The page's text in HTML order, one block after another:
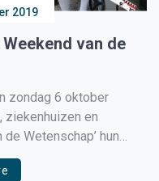
2019
van de
zondag 6 oktober
ziekenhuizen en
Wetenschap’ hun
te maken met live